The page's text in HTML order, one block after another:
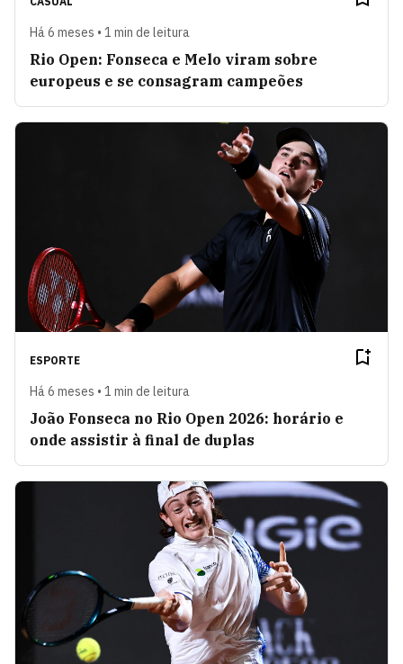
Há 6 meses • 1 min de leitura
Rio Open: Fonseca e Melo viram sobre
europeus e se consagram campeões
ESPORTE
Há 6 meses • 1 min de leitura
João Fonseca no Rio Open 2026: horário e
onde assistir à final de duplas